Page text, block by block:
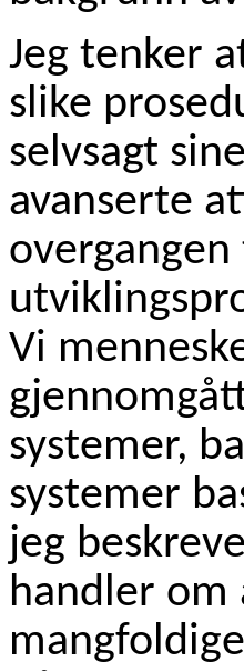
Jeg tenker
slike
selvsagt
avanserte
Vi
systemer,
systemer
jeg
handler om